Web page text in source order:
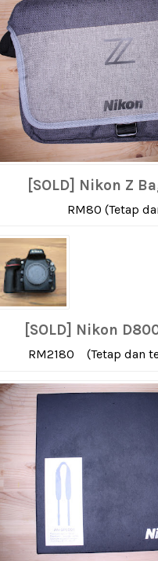
[SOLD] Nikon Z
RM80 (Tetap
[SOLD] Nikon
RM2180 (Tetap dan